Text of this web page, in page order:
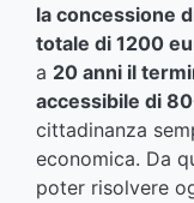
la concessione
totale di 1200
a 20 anni il
accessibile di
cittadinanza
economica. Da
poter risolvere